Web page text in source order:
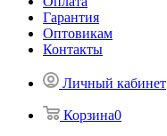
Гарантия
Оптовикам
Контакты
Личный кабинет
Корзина0